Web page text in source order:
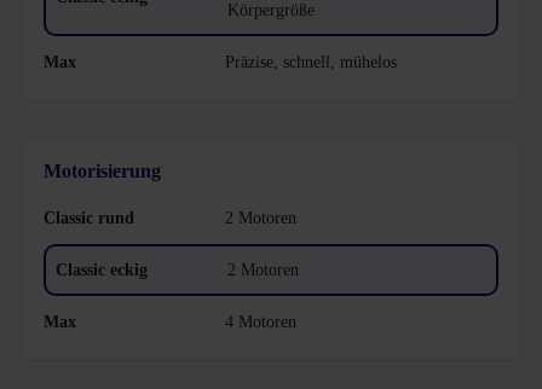
Körpergröße
Präzise, schnell, mühelos
Motorisierung
2 Motoren
2 Motoren
4 Motoren